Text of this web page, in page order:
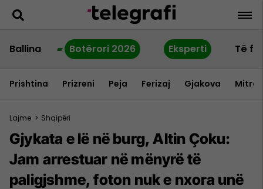
Ballina Botërori 2026 Eksperti Të
Prishtina Prizreni Peja Ferizaj Gjakova
Lajme > Shqipëri
Gjykata e lë në burg, Altin Çoku:
Jam arrestuar në mënyrë të
paligjshme, foton nuk e nxora unë